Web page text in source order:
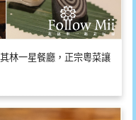
林一星餐廳，正宗粵菜讓